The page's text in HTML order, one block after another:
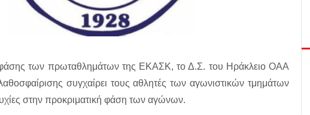
φάσης των πρωταθλημάτων της ΕΚΑΣΚ, το Δ.Σ. του Ηράκλειο ΟΑΑ
συγχαίρει τους αθλητές των αγωνιστικών τμημάτων
στην προκριματική φάση των αγώνων.